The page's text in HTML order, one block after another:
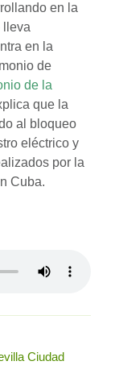
en la
lleva
en la
de
de la
que la
al bloqueo
eléctrico y
por la
Cuba.
Ciudad